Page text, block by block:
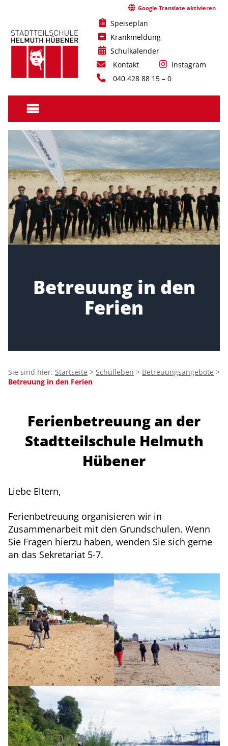
content
Helmuth
Hübener
Google Translate aktivieren
Speiseplan
Krankmeldung
Schulkalender
Kontakt
Instagram
040 428 88 15 – 0
Betreuung in den
Ferien
Sie sind hier: Startseite > Schulleben > Betreuungsangebote >
Betreuung in den Ferien
Ferienbetreuung an der
Stadtteilschule Helmuth
Hübener
Liebe Eltern,
Ferienbetreuung organisieren wir in
Zusammenarbeit mit den Grundschulen. Wenn
Sie Fragen hierzu haben, wenden Sie sich gerne
an das Sekretariat 5-7.